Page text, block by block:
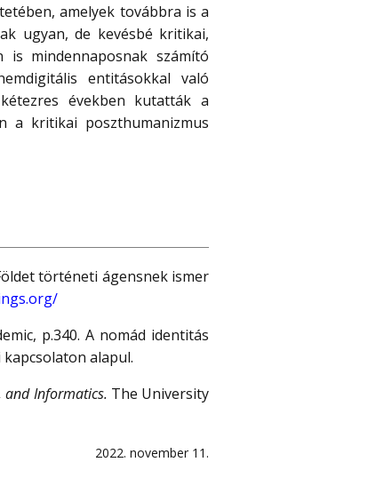
amelyek továbbra is a
ugyan, de kevésbé kritikai,
mindennaposnak számító
entitásokkal való
években kutatták a
a kritikai poszthumanizmus
történeti ágensnek ismer
p.340. A nomád identitás
alapul.
and Informatics. The University
2022. november 11.